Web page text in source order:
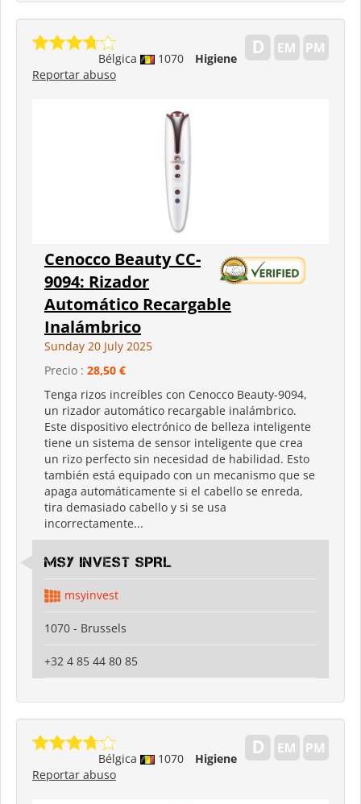
Bélgica 1070
Higiene
Reportar abuso
Cenocco Beauty CC-
9094: Rizador
Automático Recargable
Inalámbrico
Sunday 20 July 2025
Precio : 28,50 €
Tenga rizos increíbles con Cenocco Beauty-9094,
un rizador automático recargable inalámbrico.
Este dispositivo electrónico de belleza inteligente
tiene un sistema de sensor inteligente que crea
un rizo perfecto sin necesidad de habilidad. Esto
también está equipado con un mecanismo que se
apaga automáticamente si el cabello se enreda,
tira demasiado cabello y si se usa
incorrectamente...
MSY INVEST SPRL
msyinvest
1070 - Brussels
+32 4 85 44 80 85
Bélgica 1070
Higiene
Reportar abuso